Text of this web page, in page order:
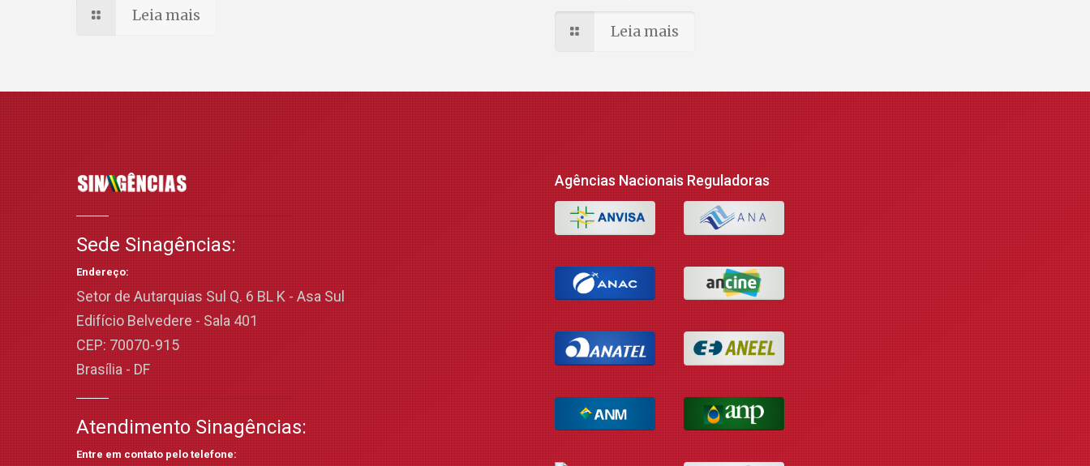
Leia mais
Leia mais
Sede Sinagências:
Endereço:
Setor de Autarquias Sul Q. 6 BL K - Asa Sul
Edifício Belvedere - Sala 401
CEP: 70070-915
Brasília - DF
Atendimento Sinagências:
Entre em contato pelo telefone:
Agências Nacionais Reguladoras